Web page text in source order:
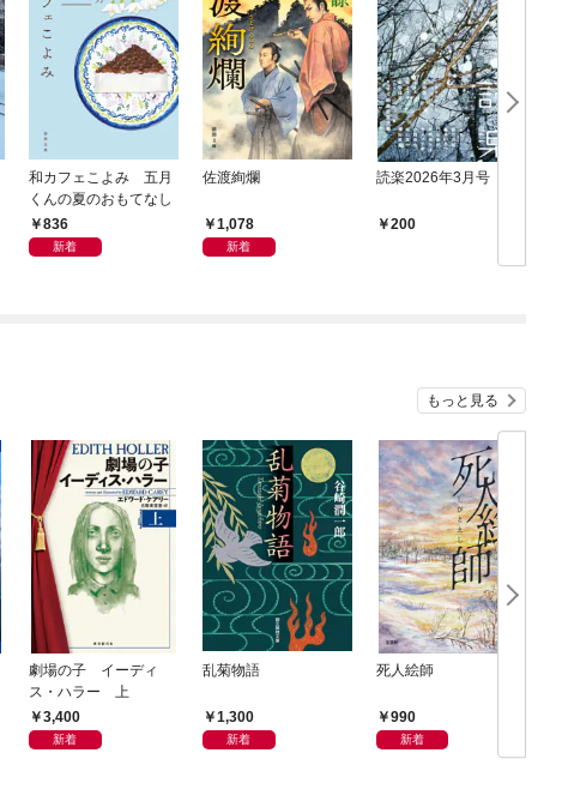
和カフェこよみ 五月
くんの夏のおもてなし
836
新着
佐渡絢爛
1,078
新着
読楽2026年3月号
200
もっと見る
劇場の子 イーディ
ス・ハラー 上
3,400
新着
乱菊物語
1,300
新着
死人絵師
990
新着